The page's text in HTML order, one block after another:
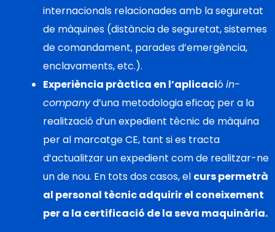
internacionals relacionades amb la seguretat
de màquines (distància de seguretat, sistemes
de comandament, parades d’emergència,
enclavaments, etc.).
Experiència pràctica en l’aplicacióin-
companyd’una metodologia eficaç per a la
realització d’un expedient tècnic de màquina
per al marcatge CE, tant si es tracta
d’actualitzar un expedient com de realitzar-ne
un de nou. En tots dos casos, el curs permetrà
al personal tècnic adquirir el coneixement
per a la certificació de la seva maquinària.